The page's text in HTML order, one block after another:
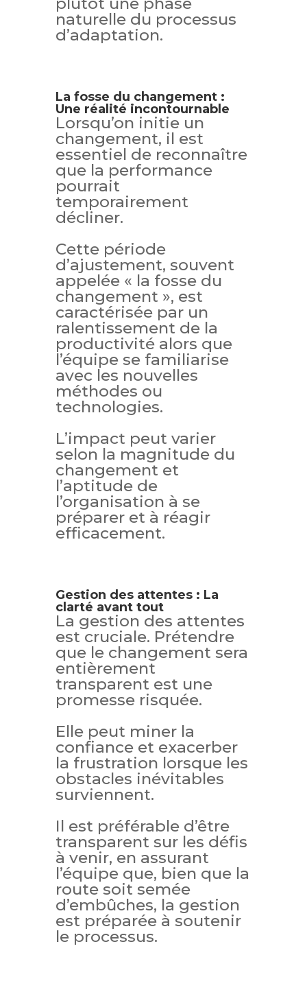
naturelle du processus
d’adaptation.
La fosse du changement :
Une réalité incontournable
Lorsqu’on initie un
changement, il est
essentiel de reconnaître
que la performance
pourrait
temporairement
décliner.
Cette période
d’ajustement, souvent
appelée « la fosse du
changement », est
caractérisée par un
ralentissement de la
productivité alors que
l’équipe se familiarise
avec les nouvelles
méthodes ou
technologies.
L’impact peut varier
selon la magnitude du
changement et
l’aptitude de
l’organisation à se
préparer et à réagir
efficacement.
Gestion des attentes : La
clarté avant tout
La gestion des attentes
est cruciale. Prétendre
que le changement sera
entièrement
transparent est une
promesse risquée.
Elle peut miner la
confiance et exacerber
la frustration lorsque les
obstacles inévitables
surviennent.
Il est préférable d’être
transparent sur les défis
à venir, en assurant
l’équipe que, bien que la
route soit semée
d’embûches, la gestion
est préparée à soutenir
le processus.